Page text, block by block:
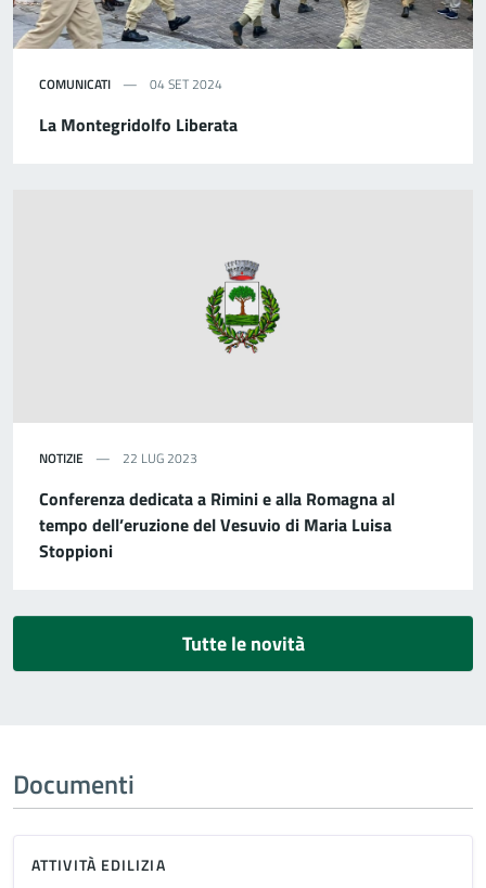
COMUNICATI 04 SET 2024
La Montegridolfo Liberata
NOTIZIE 22 LUG 2023
Conferenza dedicata a Rimini e alla Romagna al
tempo dell’eruzione del Vesuvio di Maria Luisa
Stoppioni
Tutte le novità
Documenti
ATTIVITÀ EDILIZIA